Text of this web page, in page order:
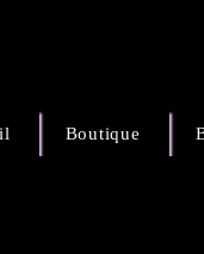
Boutique